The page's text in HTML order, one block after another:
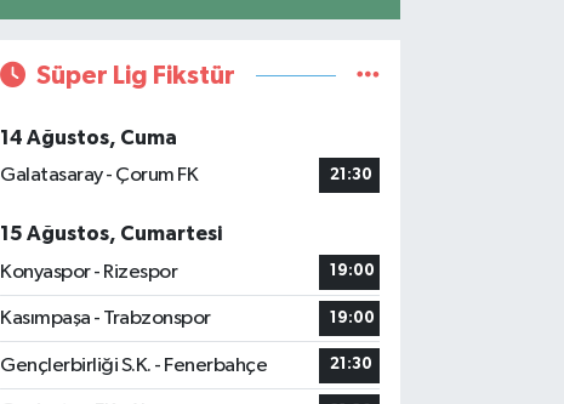
Süper Lig Fikstür
14 Ağustos, Cuma
Galatasaray - Çorum FK
21:30
15 Ağustos, Cumartesi
Konyaspor - Rizespor
19:00
Kasımpaşa - Trabzonspor 19:00
Gençlerbirliği S.K. - Fenerbahçe 21:30